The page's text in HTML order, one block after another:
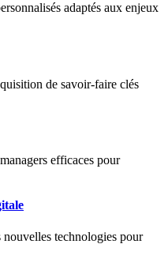
adaptés aux enjeux
de savoir-faire clés
efficaces pour
nouvelles technologies pour